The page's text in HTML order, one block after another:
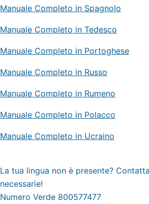
Manuale Completo in Spagnolo
Manuale Completo in Tedesco
Manuale Completo in Portoghese
Manuale Completo in Russo
Manuale Completo in Rumeno
Manuale Completo in Polacco
Manuale Completo in Ucraino
La tua lingua non è presente?
necessarie!
Numero Verde 800577477